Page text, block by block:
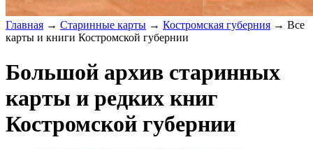
Главная → Старинные карты → Костромская губерния → Все
карты и книги Костромской губернии
Большой архив старинных
карты и редких книг
Костромской губернии